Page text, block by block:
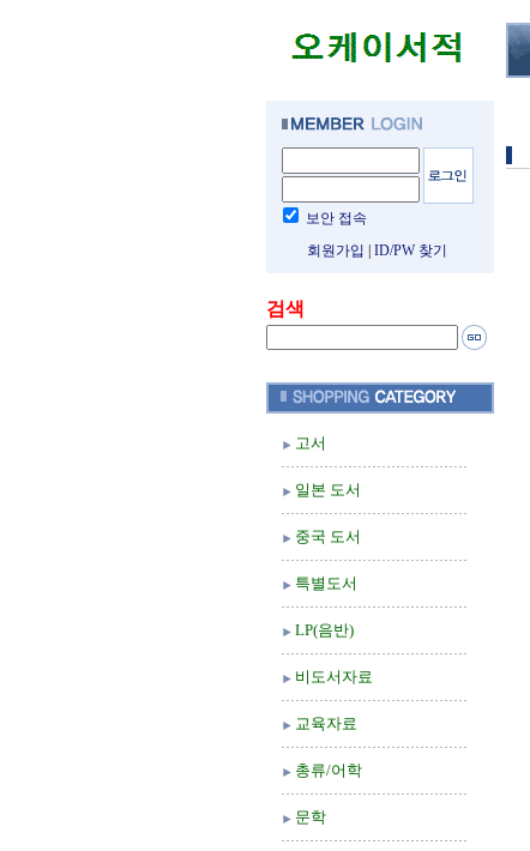
보안 접속
회원가입
ID/PW 찾기
검색
고서
일본 도서
중국 도서
특별도서
LP(음반)
비도서자료
교육자료
총류/어학
문학